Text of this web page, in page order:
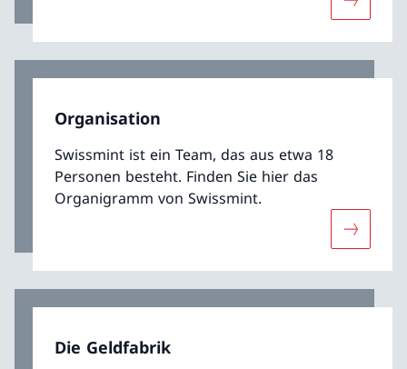
Mehr
Organisation
Swissmint ist ein Team, das aus etwa 18
Personen besteht. Finden Sie hier das
Organigramm von Swissmint.
Mehr
Die Geldfabrik